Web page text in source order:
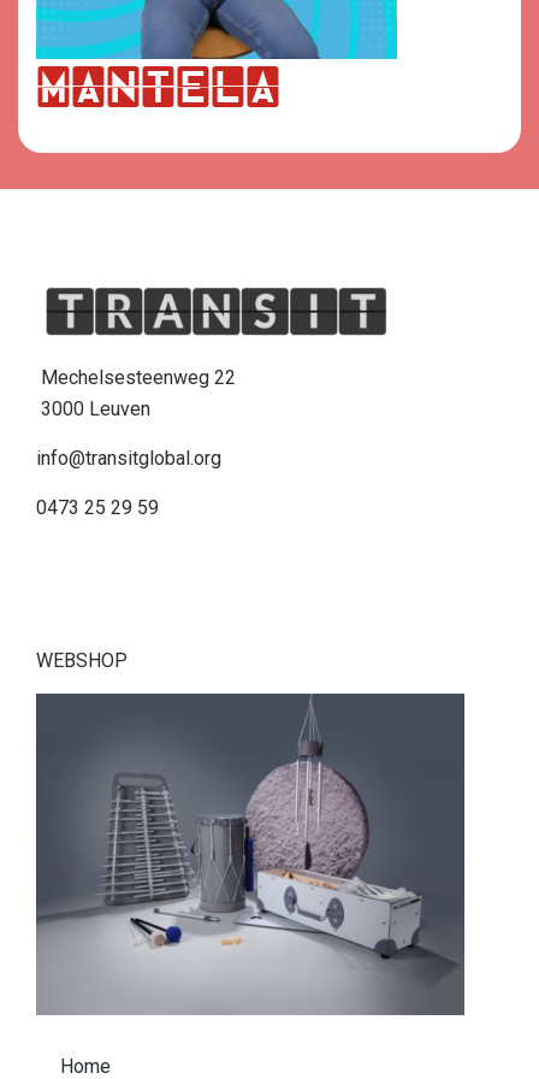
mAntela
Mechelsesteenweg 22
3000 Leuven
info@transitglobal.org
0473 25 29 59
WEBSHOP
Home